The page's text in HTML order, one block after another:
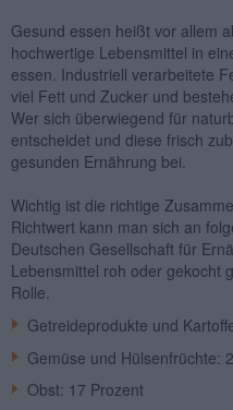
Gesund essen heißt vor allem
hochwertige Lebensmittel in
essen. Industriell verarbeitete
viel Fett und Zucker und
Wer sich überwiegend für
entscheidet und diese frisch
gesunden Ernährung bei.
Wichtig ist die richtige
Richtwert kann man sich an
Deutschen Gesellschaft für
Lebensmittel roh oder gekocht
Rolle.
Getreideprodukte und
Gemüse und Hülsenfrüchte:
Obst: 17 Prozent